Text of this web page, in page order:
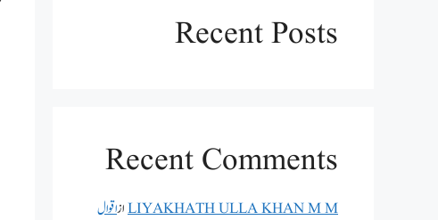
Recent Posts
Recent Comments
LIYAKHATH ULLA KHAN M Mازاقوال